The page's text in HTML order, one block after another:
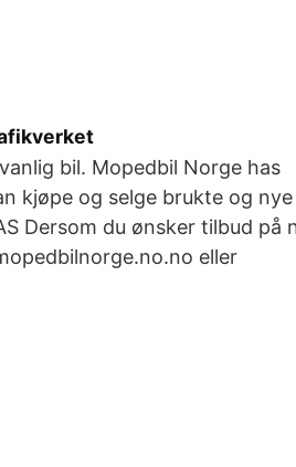
bil. Mopedbil Norge has
kjøpe og selge brukte og nye
Dersom du ønsker tilbud på
eller